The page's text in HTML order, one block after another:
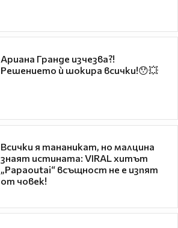
Ариана Гранде изчезва?!
Решението ѝ шокира всички!😯💥
Всички я тананикат, но малцина
знаят истината: VIRAL хитът
„Papaoutai“ всъщност не е изпят
от човек!